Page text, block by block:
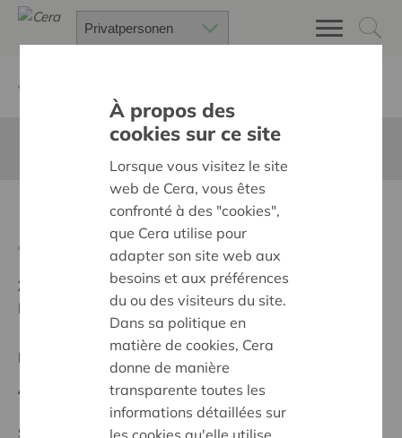
Financiele steun biljarttafel
Ziel:
Une société solidaire et respectueuse, sans
barrières
Regionales Projekt
Anfangsdatum:02/10/2023
Stand :
Complete
À propos des
cookies sur ce site
Lorsque vous visitez le site
web de Cera, vous êtes
confronté à des "cookies",
que Cera utilise pour
adapter son site web aux
besoins et aux préférences
du ou des visiteurs du site.
Dans sa politique en
matière de cookies, Cera
donne de manière
transparente toutes les
informations détaillées sur
les cookies qu'elle utilise